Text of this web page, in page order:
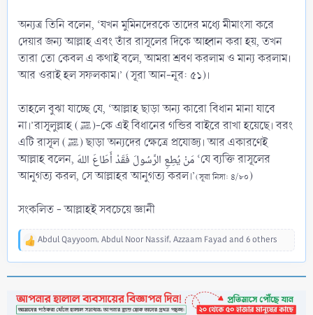
অন্যত্র তিনি বলেন, ‘যখন মুমিনদেরকে তাদের মধ্যে মীমাংসা করে
দেয়ার জন্য আল্লাহ এবং তাঁর রাসূলের দিকে আহ্বান করা হয়, তখন
তারা তো কেবল এ কথাই বলে, আমরা শ্রবণ করলাম ও মান্য করলাম।
আর ওরাই হল সফলকাম।’ (সূরা আন-নূর: ৫১)।
তাহলে বুঝা যাচ্ছে যে, ‘আল্লাহ ছাড়া অন্য কারো বিধান মানা যাবে
না।’রাসূলুল্লাহ (ﷺ)-কে এই বিধানের গন্ডির বাইরে রাখা হয়েছে। বরং
এটি রাসূল (ﷺ) ছাড়া অন্যদের ক্ষেত্রে প্রযোজ্য। আর একারণেই
আল্লাহ বলেন, مَنْ يُطِعِ الرَّسُولَ فَقَدْ أَطَاعَ اللهَ ‘যে ব্যক্তি রাসূলের
আনুগত্য করল, সে আল্লাহর আনুগত্য করল।’(সূরা নিসা: ৪/৮০)
সংকলিত - আল্লাহই সবচেয়ে জ্ঞানী
R
t
i
Abdul Qayyoom, Abdul Noor Nassif, Azzaam Fayad and 6 others